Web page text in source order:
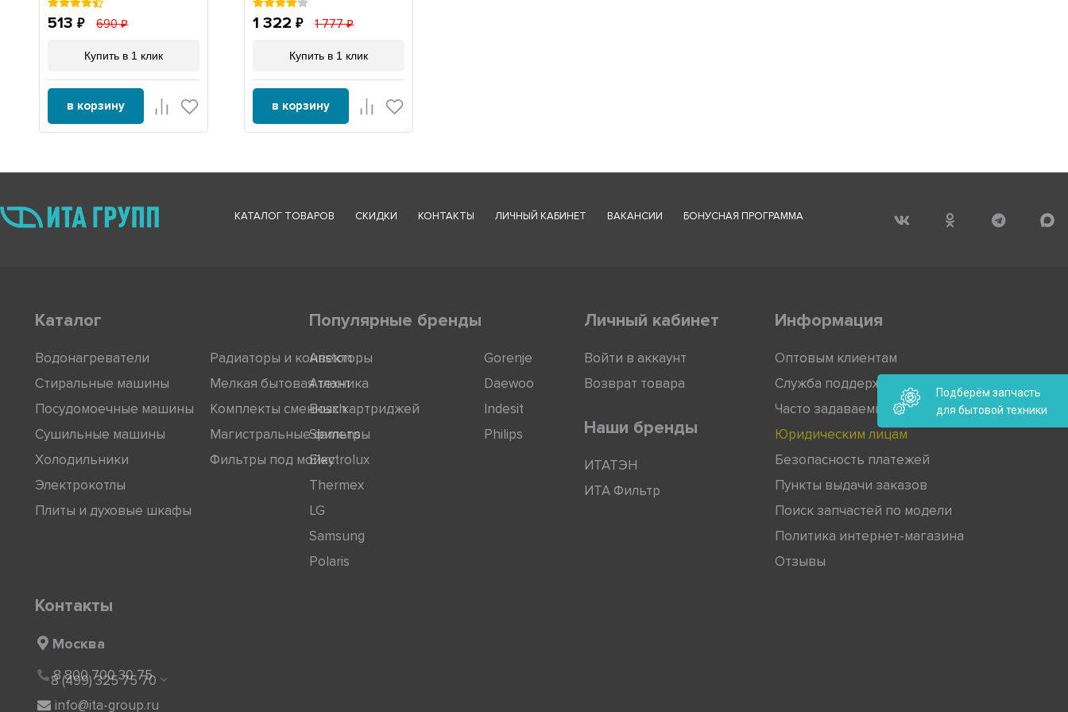
513 690
Купить в 1 клик
в корзину
1 322 1 777
Купить в 1 клик
в корзину
КАТАЛОГ ТОВАРОВ СКИДКИ КОНТАКТЫ ЛИЧНЫЙ КАБИНЕТ ВАКАНСИИ БОНУСНАЯ ПРОГРАММА
Каталог
Водонагреватели
Стиральные машины
Посудомоечные машины
Сушильные машины
Холодильники
Электрокотлы
Плиты и духовые шкафы
Радиаторы и конвекторы
Мелкая бытовая техника
Комплекты сменных картриджей
Магистральные фильтры
Фильтры под мойку
Популярные бренды
Ariston
Атлант
Bosch
Siemens
Electrolux
Thermex
LG
Samsung
Polaris
Gorenje
Daewoo
Indesit
Philips
Личный кабинет
Войти в аккаунт
Возврат товара
Наши бренды
ИТАТЭН
ИТА Фильтр
Информация
Оптовым клиентам
Служба поддержки
Часто задаваемые вопросы
Юридическим лицам
Безопасность платежей
Пункты выдачи заказов
Поиск запчастей по модели
Политика интернет-магазина
Отзывы
Контакты
Москва
8 800 700 30 75
8 (499) 325 75 70
info@ita-group.ru
Подберём запчасть
для бытовой техники